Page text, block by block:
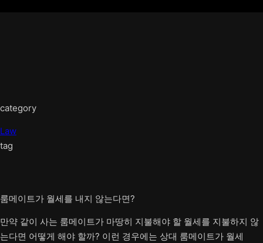
category
Law
tag
룸메이트가 월세를 내지 않는다면?
만약 같이 사는 룸메이트가 마땅히 지불해야 할 월세를 지불하지 않
는다면 어떻게 해야 할까? 이런 경우에는 상대 룸메이트가 월세